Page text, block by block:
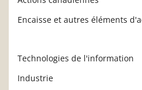
Encaisse et autres éléments
Technologies de l'information
Industrie